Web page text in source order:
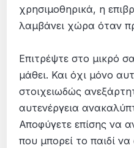
χρησιμοθηρικά, η
λαμβάνει χώρα όταν
Επιτρέψτε στο μικρό
μάθει. Και όχι μόνο
στοιχειωδώς
αυτενέργεια
Αποφύγετε επίσης να
που μπορεί το παιδί να